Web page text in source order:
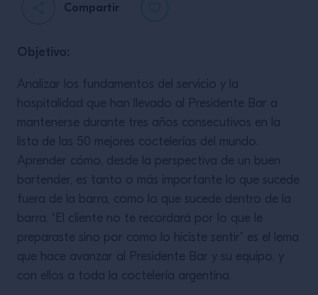
Compartir
Objetivo:
Analizar los fundamentos del servicio y la
hospitalidad que han llevado al Presidente Bar a
mantenerse durante tres años consecutivos en la
lista de las 50 mejores coctelerías del mundo.
Aprender cómo, desde la perspectiva de un buen
bartender, es tanto o más importante lo que sucede
fuera de la barra, como lo que sucede dentro de la
barra. “El cliente no te recordará por lo que le
preparaste sino por como lo hiciste sentir” es el lema
que hace avanzar al Presidente Bar y su equipo, y
con ellos a toda la coctelería argentina.